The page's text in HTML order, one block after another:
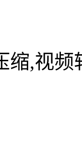
缩,视频